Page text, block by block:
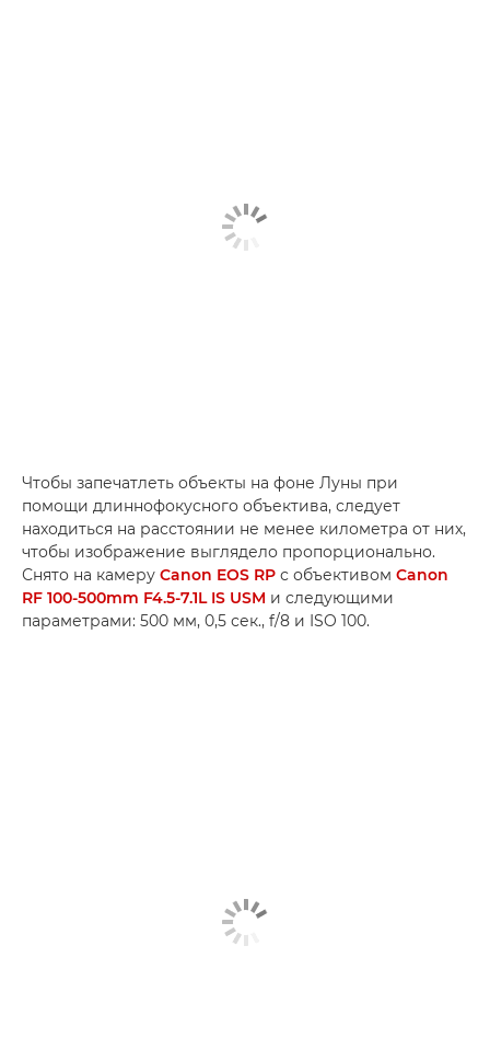
Чтобы запечатлеть объекты на фоне Луны при
помощи длиннофокусного объектива, следует
находиться на расстоянии не менее километра от них,
чтобы изображение выглядело пропорционально.
Снято на камеру Canon EOS RP с объективом Canon
RF 100-500mm F4.5-7.1L IS USM и следующими
параметрами: 500 мм, 0,5 сек., f/8 и ISO 100.